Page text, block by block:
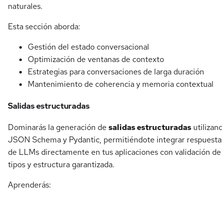
naturales.
Esta sección aborda:
Gestión del estado conversacional
Optimización de ventanas de contexto
Estrategias para conversaciones de larga duración
Mantenimiento de coherencia y memoria contextual
Salidas estructuradas
Dominarás la generación de salidas estructuradas
JSON Schema y Pydantic, permitiéndote integrar
de LLMs directamente en tus aplicaciones con validación de
tipos y estructura garantizada.
Aprenderás: